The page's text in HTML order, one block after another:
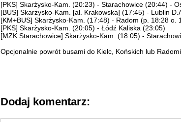
[PKS] Skarżysko-Kam. (20:23) - Starachowice (20:44) -
[BUS] Skarżysko-Kam. [al. Krakowska] (17:45) - Lublin
[KM+BUS] Skarżysko-Kam. (17:48) - Radom (p. 18:28 o.
[PKS] Skarżysko-Kam. (20:05) - Łódź Kaliska (23:05)
[MZK Starachowice] Skarżysko-Kam. (18:05) -
Opcjonalnie powrót busami do Kielc, Końskich lub
Dodaj komentarz: